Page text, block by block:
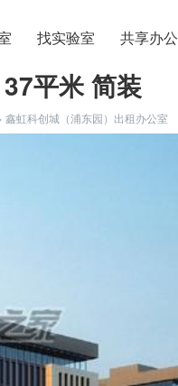
找实验室 共享办公
平米 简装
鑫虹科创城（浦东园）出租办公室